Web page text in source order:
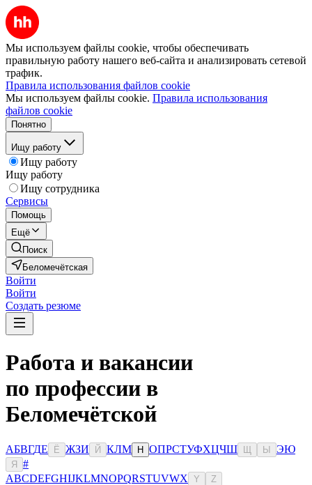
Мы используем файлы cookie, чтобы обеспечивать
правильную работу нашего веб-сайта и анализировать сетевой
трафик.
Правила использования файлов cookie
Мы используем файлы cookie. Правила использования
файлов cookie
Понятно
Ищу работу
Ищу работу
Ищу работу
Ищу сотрудника
Сервисы
Помощь
Ещё
Поиск
Беломечётская
Войти
Войти
Создать резюме
Работа и вакансии
по профессии в
Беломечётской
АБВГДЕ Ё ЖЗИ Й КЛМ Н ОПРСТУФХЦЧШ Ы ЭЮ
Я
#
ABCDEFGHIJKLMNOPQRSTUVWX Y Z